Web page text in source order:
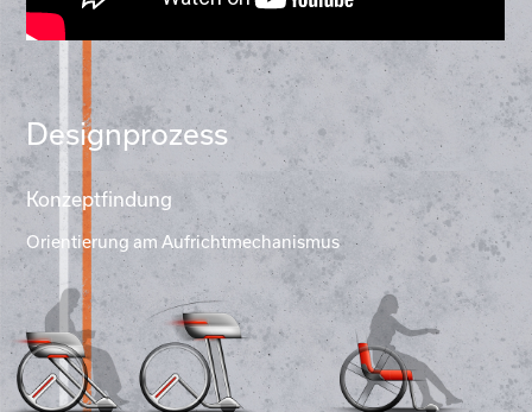
Designprozess
Konzeptfindung
Orientierung am Aufrichtmechanismus